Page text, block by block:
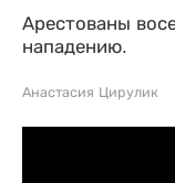
Арестованы
нападению.
Анастасия Цирулик